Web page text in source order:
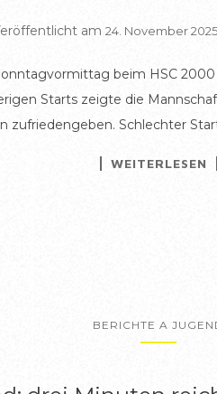
am 24. November 2025
beim HSC
Starts zeigte die
zufriedengeben. Schlechter
WEITERLESEN
BERICHTE A